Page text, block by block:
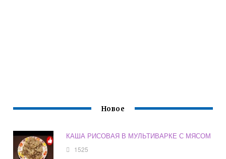
Новое
КАША РИСОВАЯ В МУЛЬТИВАРКЕ С МЯСОМ
1525